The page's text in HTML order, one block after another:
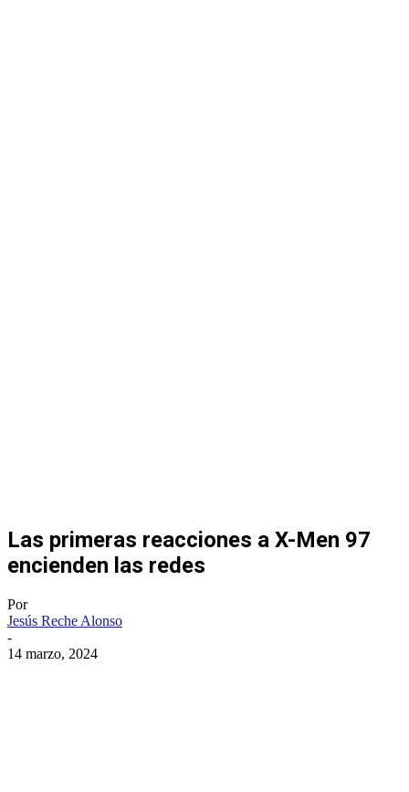
Las primeras reacciones a X-Men 97
encienden las redes
Por
Jesús Reche Alonso
-
14 marzo, 2024